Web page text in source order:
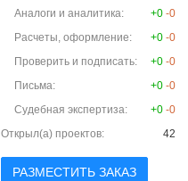
Аналоги и аналитика:
+0 -0
Расчеты, оформление:
+0 -0
Проверить и подписать:
+0 -0
Письма:
+0 -0
Судебная экспертиза:
+0 -0
Открыл(а) проектов:
42
РАЗМЕСТИТЬ ЗАКАЗ